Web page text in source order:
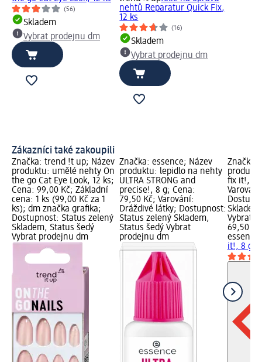
(56)
Skladem
Vybrat prodejnu dm
nehtů Reparatur Quick Fix,
12 ks
(16)
Skladem
Vybrat prodejnu dm
Zákazníci také zakoupili
Značka: trend !t up; Název
produktu: umělé nehty On
the go Cat Eye Look, 12 ks;
Cena: 99,00 Kč; Základní
cena: 1 ks (99,00 Kč za 1
ks); dm značka grafika;
Dostupnost: Status zelený
Skladem, Status šedý
Vybrat prodejnu dm
Značka: essence; Název
produktu: lepidlo na nehty
ULTRA STRONG and
precise!, 8 g; Cena:
79,50 Kč; Varování:
Dráždivé látky; Dostupnost:
Status zelený Skladem,
Status šedý Vybrat
prodejnu dm
Značka:
fix it!, 8
Vybrat
69,50 Kč
essence
it!, 8 g